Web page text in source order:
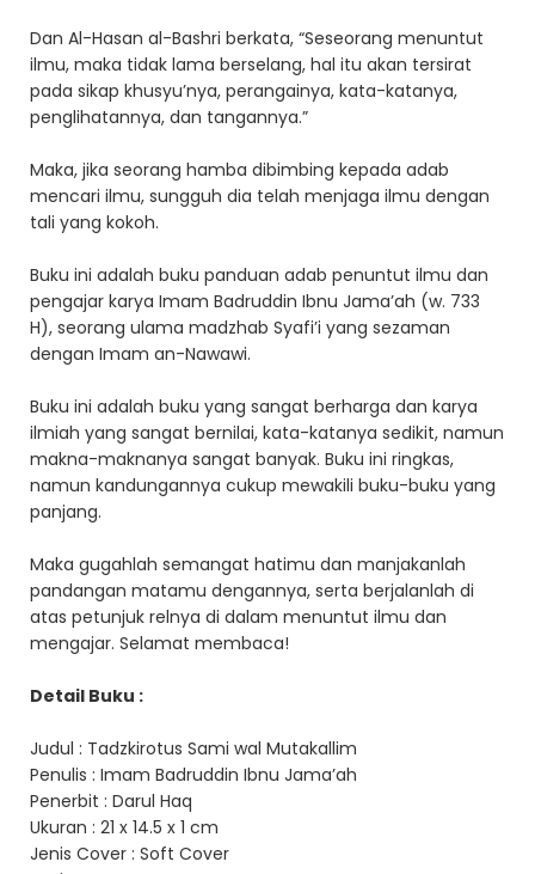
Dan Al-Hasan al-Bashri berkata, “Seseorang menuntut
ilmu, maka tidak lama berselang, hal itu akan tersirat
pada sikap khusyu’nya, perangainya, kata-katanya,
penglihatannya, dan tangannya.”
Maka, jika seorang hamba dibimbing kepada adab
mencari ilmu, sungguh dia telah menjaga ilmu dengan
tali yang kokoh.
Buku ini adalah buku panduan adab penuntut ilmu dan
pengajar karya Imam Badruddin Ibnu Jama’ah (w. 733
H), seorang ulama madzhab Syafi’i yang sezaman
dengan Imam an-Nawawi.
Buku ini adalah buku yang sangat berharga dan karya
ilmiah yang sangat bernilai, kata-katanya sedikit, namun
makna-maknanya sangat banyak. Buku ini ringkas,
namun kandungannya cukup mewakili buku-buku yang
panjang.
Maka gugahlah semangat hatimu dan manjakanlah
pandangan matamu dengannya, serta berjalanlah di
atas petunjuk relnya di dalam menuntut ilmu dan
mengajar. Selamat membaca!
Detail Buku :
Judul : Tadzkirotus Sami wal Mutakallim
Penulis : Imam Badruddin Ibnu Jama’ah
Penerbit : Darul Haq
Ukuran : 21 x 14.5 x 1 cm
Jenis Cover : Soft Cover